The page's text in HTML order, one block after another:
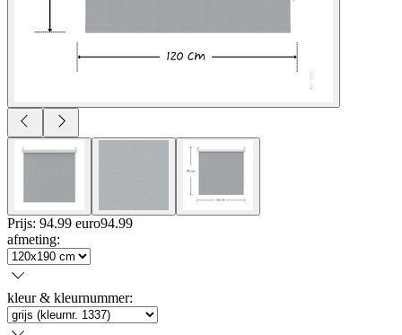
Prijs: 94.99 euro94.99
afmeting:
kleur & kleurnummer: